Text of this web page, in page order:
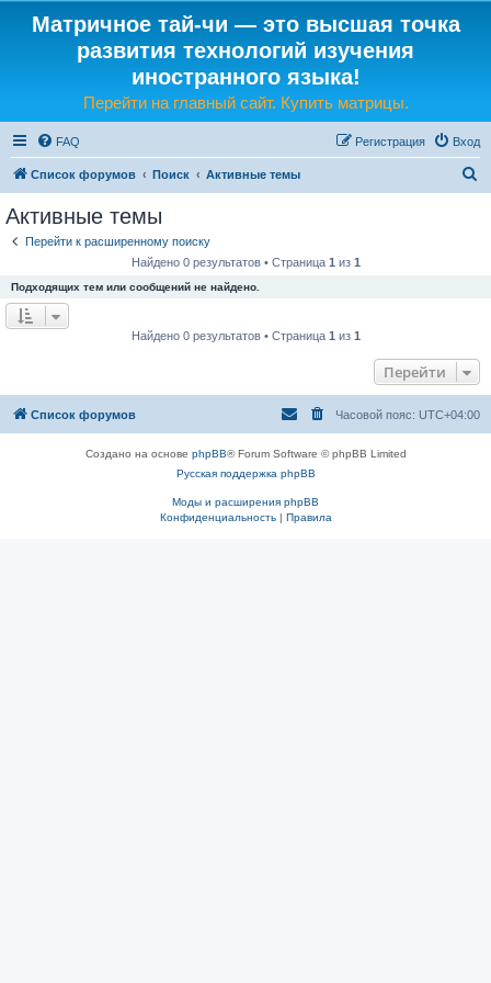
Матричное тай-чи — это высшая точка
развития технологий изучения
иностранного языка!
Перейти на главный сайт. Купить матрицы.
FAQ Вход
Регистрация
Список форумов Поиск Активные темы
Активные темы
Перейти к расширенному поиску
Найдено 0 результатов • Страница 1 из 1
Подходящих тем или сообщений не найдено.
Найдено 0 результатов • Страница 1 из 1
Перейти
Список форумов Часовой пояс: UTC+04:00
Создано на основе phpBB® Forum Software © phpBB Limited
Русская поддержка phpBB
Моды и расширения phpBB
Конфиденциальность| Правила